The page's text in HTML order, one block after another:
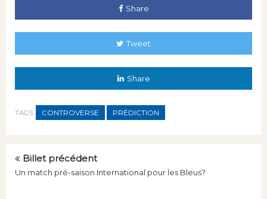
Share
Tweet
Share
TAGS: CONTROVERSE PRÉDICTION
Billet précédent
Un match pré-saison International pour les Bleus?